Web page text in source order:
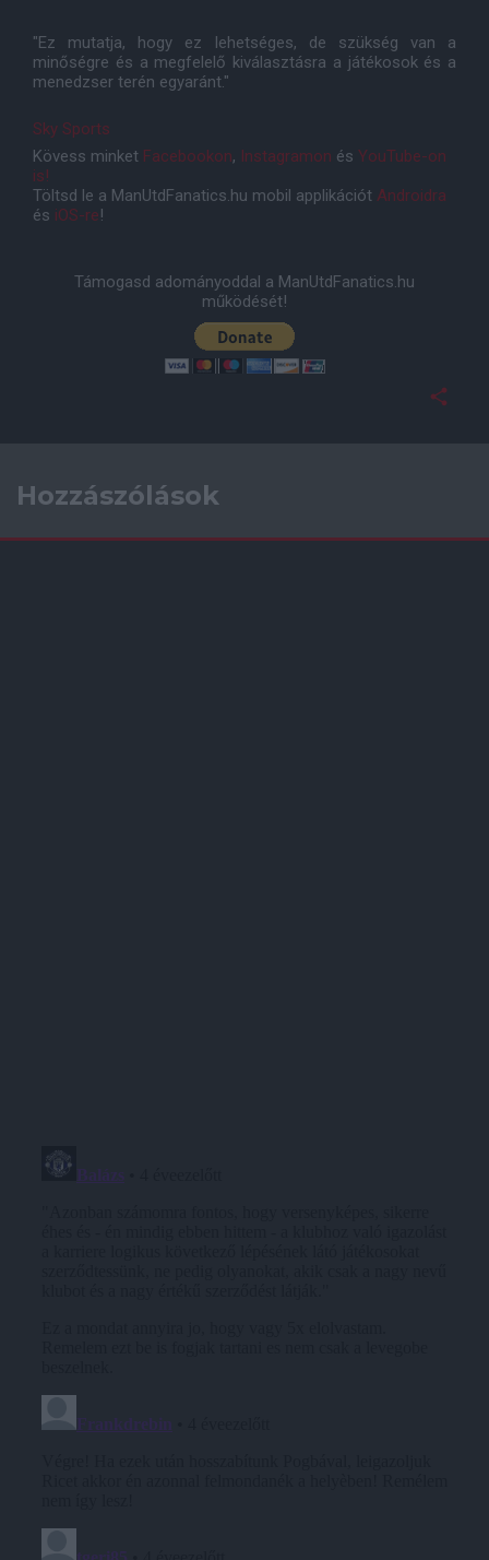
"Ez mutatja, hogy ez lehetséges, de szükség van a
minőségre és a megfelelő kiválasztásra a játékosok és a
menedzser terén egyaránt."
Sky Sports
Kövess minket Facebookon, Instagramon és YouTube-on
is!
Töltsd le a ManUtdFanatics.hu mobil applikációt Androidra
és iOS-re!
Támogasd adományoddal a ManUtdFanatics.hu
működését!
Hozzászólások